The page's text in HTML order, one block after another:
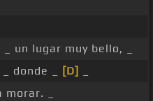
un lugar muy bello, _
donde _ [D]
morar. _